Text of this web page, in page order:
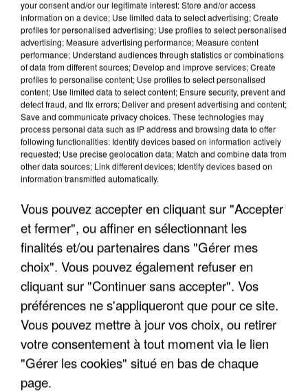
L’UN DES FONDATEURS SUPPOSÉS DE LA DZ
your consent and/or our legitimate interest: Store and/or access
information on a device; Use limited data to select advertising; Create
profiles for personalised advertising; Use profiles to select personalised
advertising; Measure advertising performance; Measure content
performance; Understand audiences through statistics or combinations
of data from different sources; Develop and improve services; Create
profiles to personalise content; Use profiles to select personalised
content; Use limited data to select content; Ensure security, prevent and
detect fraud, and fix errors; Deliver and present advertising and content;
Save and communicate privacy choices. These technologies may
process personal data such as IP address and browsing data to offer
following functionalities: Identify devices based on information actively
requested; Use precise geolocation data; Match and combine data from
other data sources; Link different devices; Identify devices based on
information transmitted automatically.
Vous pouvez accepter en cliquant sur "Accepter
et fermer", ou affiner en sélectionnant les
finalités et/ou partenaires dans "Gérer mes
choix". Vous pouvez également refuser en
cliquant sur "Continuer sans accepter". Vos
préférences ne s'appliqueront que pour ce site.
Vous pouvez mettre à jour vos choix, ou retirer
votre consentement à tout moment via le lien
"Gérer les cookies" situé en bas de chaque
page.